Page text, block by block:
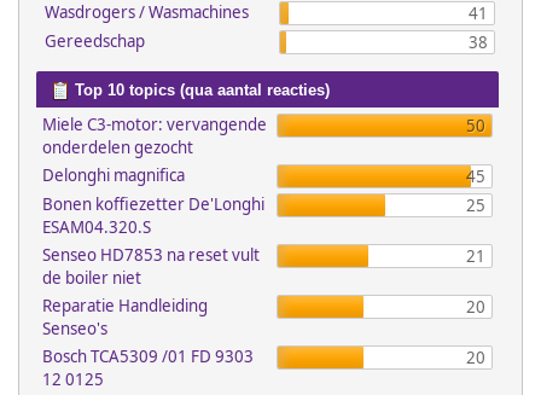
Wasdrogers / Wasmachines
41
Gereedschap
38
Top 10 topics (qua aantal reacties)
Miele C3-motor: vervangende
onderdelen gezocht
50
Delonghi magnifica
45
Bonen koffiezetter De'Longhi
ESAM04.320.S
25
Senseo HD7853 na reset vult
de boiler niet
21
Reparatie Handleiding
Senseo's
20
Bosch TCA5309 /01 FD 9303
12 0125
20